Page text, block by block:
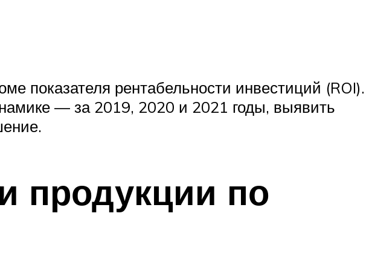
показателя рентабельности инвестиций (ROI).
— за 2019, 2020 и 2021 годы, выявить
продукции по